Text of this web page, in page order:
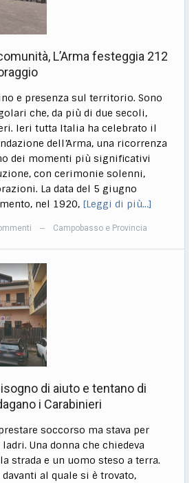
L’Arma festeggia 212
e presenza sul territorio. Sono
che, da più di due secoli,
Ieri tutta Italia ha celebrato il
dell’Arma, una ricorrenza
dei momenti più significativi
con cerimonie solenni,
La data del 5 giugno
nel 1920, [Leggi di più…]
— Campobasso e Provincia
di aiuto e tentano di
i Carabinieri
soccorso ma stava per
Una donna che chiedeva
strada e un uomo steso a terra.
al quale si è trovato,